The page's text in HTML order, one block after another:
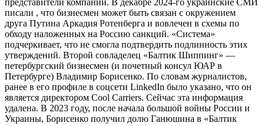
писали , что бизнесмен может быть связан с окружением
друга Путина Аркадия Ротенберга и вовлечен в схемы по
обходу наложенных на Россию санкций. «Система»
подчеркивает, что не смогла подтвердить подлинность этих
утверждений. Второй совладелец «Балтик Шиппинг» —
петербургский бизнесмен (и почетный консул ЮАР в
Петербурге) Владимир Борисенко. По словам журналистов,
ранее в его профиле в соцсети LinkedIn было указано, что он
является директором Cool Carriers. Сейчас эта информация
удалена. В 2023 году, после начала большой войны России и
Украины, Борисенко получил долю Ганюшина в «Балтик